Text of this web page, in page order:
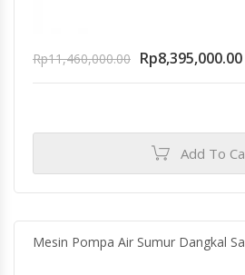
Rp11,460,000.00 Rp8,395,000.00
Add To
Mesin Pompa Air Sumur Dangkal